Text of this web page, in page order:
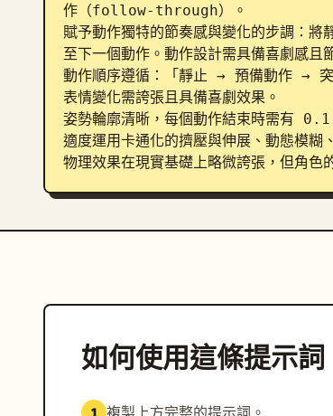
作（follow-through）。
賦予動作獨特的節奏感與變化的步調：將
至下一個動作。動作設計需具備喜劇感且
動作順序遵循：「靜止 → 預備動作 →
表情變化需誇張且具備喜劇效果。
姿勢輪廓清晰，每個動作結束時需有
適度運用卡通化的擠壓與伸展、動態模
物理效果在現實基礎上略微誇張，但角色
如何使用這條提示詞
1 複製上方完整的提示詞。